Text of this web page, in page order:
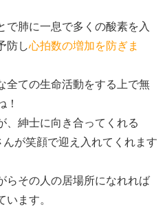
で肺に一息で多くの酸素を入
防し 心拍数の増加を防ぎま
全ての生命活動をする上で無
！
、紳士に向き合ってくれる
んが笑顔で迎え入れてくれます
らその人の居場所になれれば
います。